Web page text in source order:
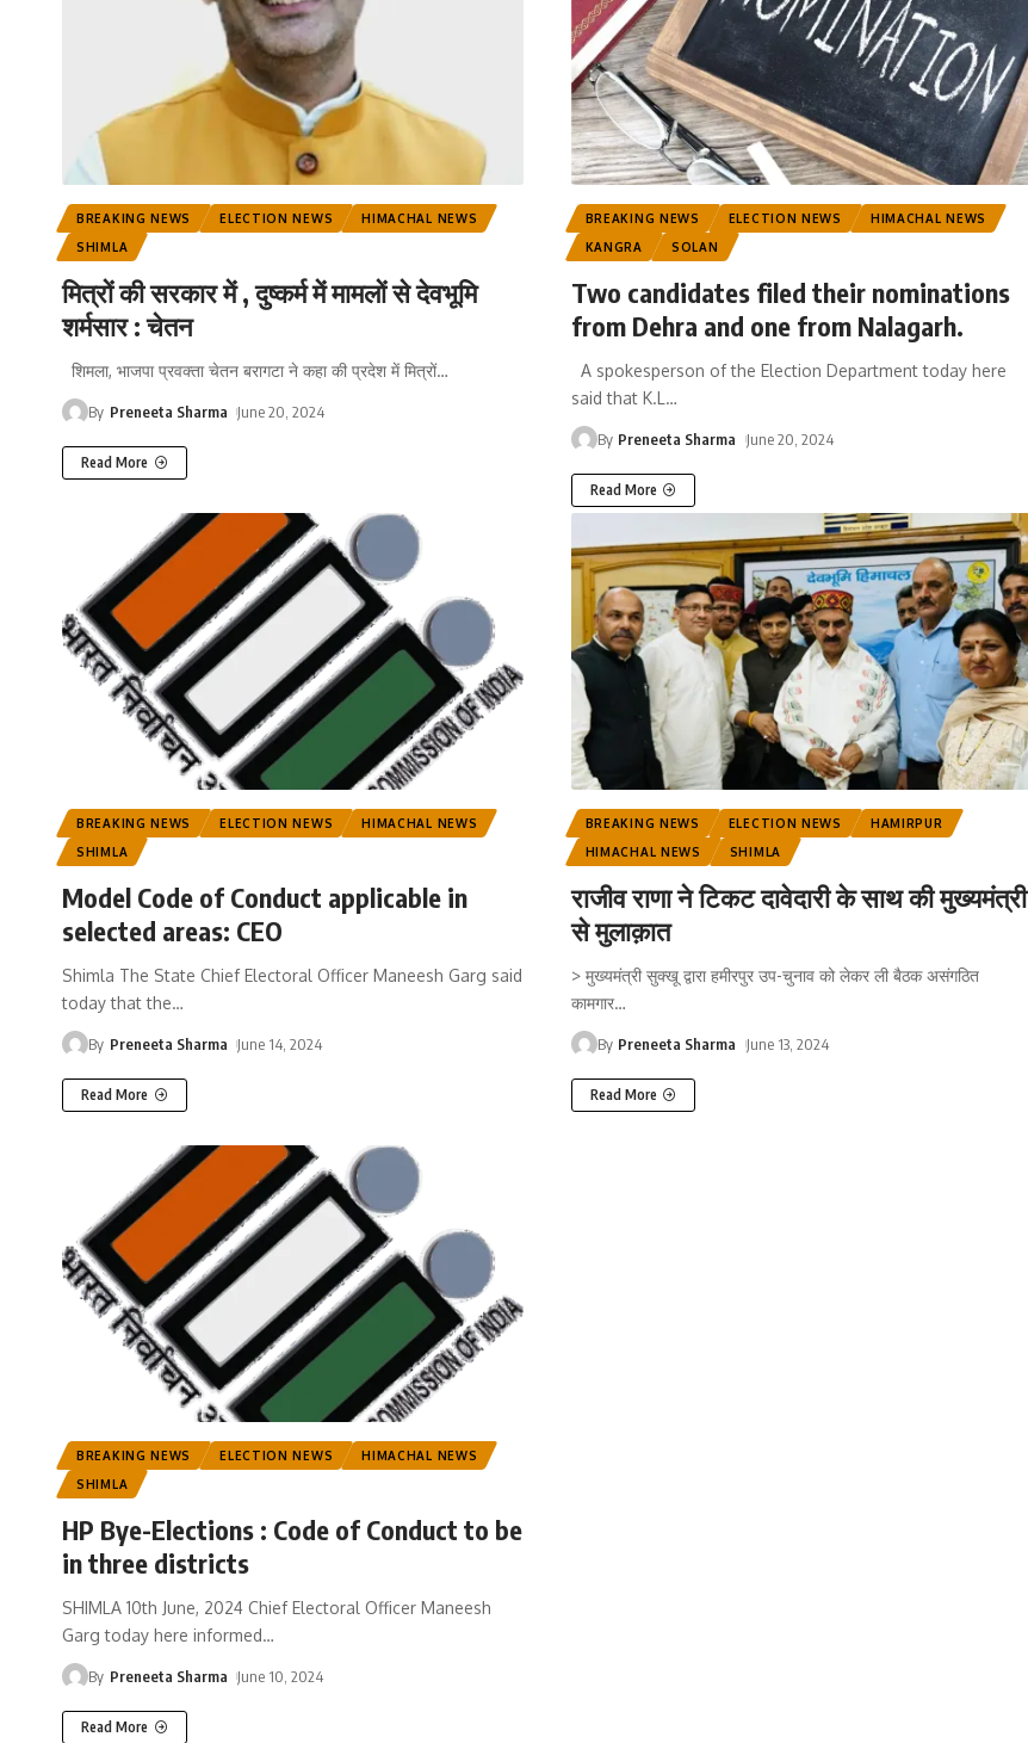
BREAKING NEWS ELECTION NEWS
HIMACHAL NEWS
SHIMLA
मित्रों की सरकार में , दुष्कर्म में मामलों से देवभूमि
शर्मसार : चेतन
शिमला, भाजपा प्रवक्ता चेतन बरागटा ने कहा की प्रदेश में मित्रों…
By Preneeta Sharma June 20, 2024
Read More
BREAKING NEWS ELECTION NEWS
HIMACHAL NEWS
KANGRA
SOLAN
Two candidates filed their nominations
from Dehra and one from Nalagarh.
A spokesperson of the Election Department today here
said that K.L …
By Preneeta Sharma June 20, 2024
Read More
BREAKING NEWS ELECTION NEWS
HIMACHAL NEWS
SHIMLA
Model Code of Conduct applicable in
selected areas: CEO
Shimla The State Chief Electoral Officer Maneesh Garg said
today that the…
By Preneeta Sharma June 14, 2024
Read More
BREAKING NEWS ELECTION NEWS
HAMIRPUR
HIMACHAL NEWS
SHIMLA
राजीव राणा ने टिकट दावेदारी के साथ की मुख्यमंत्री
से मुलाक़ात
> मुख्यमंत्री सुक्खू द्वारा हमीरपुर उप-चुनाव को लेकर ली बैठक असंगठित
कामगार…
By Preneeta Sharma June 13, 2024
Read More
BREAKING NEWS ELECTION NEWS
HIMACHAL NEWS
SHIMLA
HP Bye-Elections : Code of Conduct to be
in three districts
SHIMLA 10th June, 2024 Chief Electoral Officer Maneesh
Garg today here informed…
By Preneeta Sharma June 10, 2024
Read More